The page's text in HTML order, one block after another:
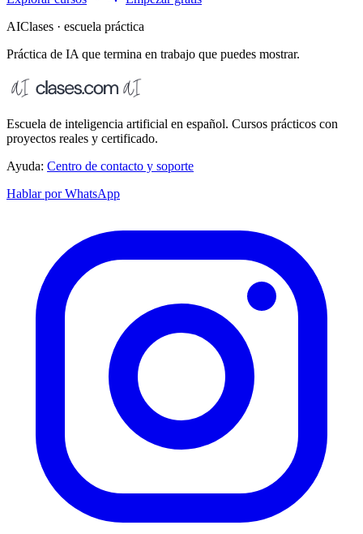
AIClases · escuela práctica
Práctica de IA que termina en trabajo que puedes mostrar.
Escuela de inteligencia artificial en español. Cursos prácticos con
proyectos reales y certificado.
Ayuda: Centro de contacto y soporte
Hablar por WhatsApp